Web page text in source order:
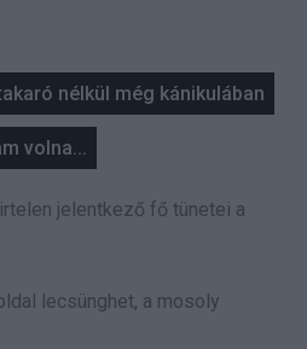
nélkül még kánikulában
volna...
jelentkező fő tünetei a
lecsünghet, a mosoly